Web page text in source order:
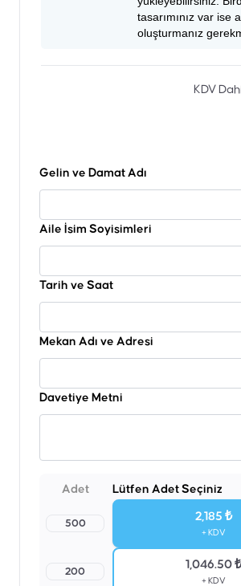
tasarımınız var ise
oluşturmanız
KDV
Gelin ve Damat Adı
Aile İsim Soyisimleri
Tarih ve Saat
Mekan Adı ve Adresi
Davetiye Metni
Adet Lütfen Adet Seçiniz
500
2,185 ₺
+ KDV
200
1,046.50 ₺
+ KDV